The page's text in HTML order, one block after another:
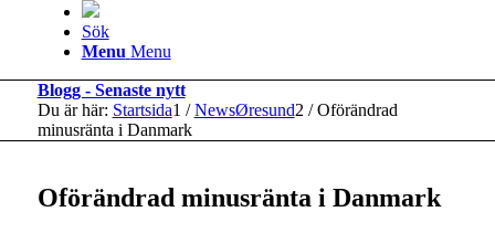
Sök
Menu Menu
Blogg - Senaste nytt
Du är här: Startsida1 / NewsØresund2 / Oförändrad
minusränta i Danmark
Oförändrad minusränta i Danmark